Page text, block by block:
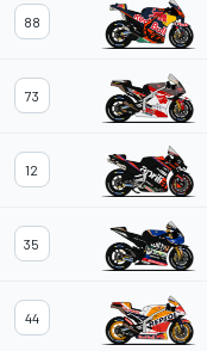
88
73
12
35
44